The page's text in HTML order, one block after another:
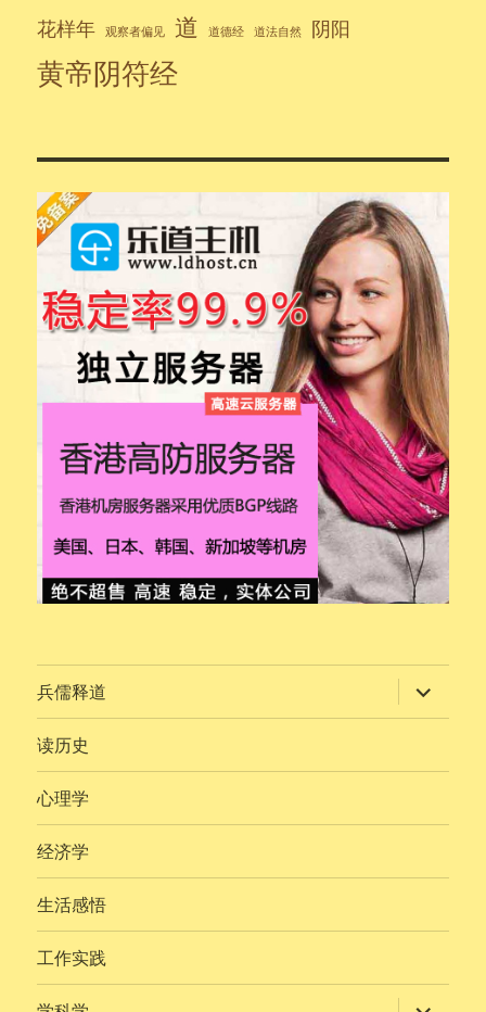
花样年 观察者偏见 道 道德经 道法自然 阴阳
黄帝阴符经
兵儒释道 展
开
子
读历史
心理学
经济学
生活感悟
工作实践
展